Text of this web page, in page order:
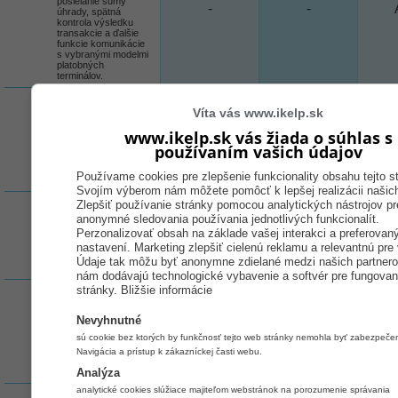
úhrady, spätná
kontrola výsledku
transakcie a ďalšie
funkcie komunikácie
s vybranými modelmi
platobných
terminálov.
- -
Maximálny počet
v databáze.
neobmedzene neobmedzene
Max. počet
kontaktov
Maximálny počet
kontaktov, ktoré je
možné založiť v
databáze.
neobmedzene neobmedzene
Max. počet
ročne
Maximálny počet
dokladov, ktoré je
jeden kalendárny rok.
neobmedzene neobmedzene
Víta vás www.ikelp.sk
www.ikelp.sk vás žiada o súhlas s
používaním vašich údajov
Používame cookies pre zlepšenie funkcionality obsahu tejto
Svojím výberom nám môžete pomôcť k lepšej realizácii
Zlepšiť používanie stránky pomocou analytických nástrojov
anonymné sledovania používania jednotlivých funkcionalít.
Perzonalizovať obsah na základe vašej interakci a
nastavení. Marketing zlepšiť cielenú reklamu a relevantnú pre
Údaje tak môžu byť anonymne zdielané medzi našich
nám dodávajú technologické vybavenie a softvér pre
stránky. Bližšie informácie
Nevyhnutné
sú cookie bez ktorých by funkčnosť tejto web stránky nemohla byť
Navigácia a prístup k zákazníckej časti webu.
Analýza
analytické cookies slúžiace majiteľom webstránok na porozumenie správania